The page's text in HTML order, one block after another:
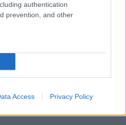
authentication
prevention, and other
Access Privacy Policy